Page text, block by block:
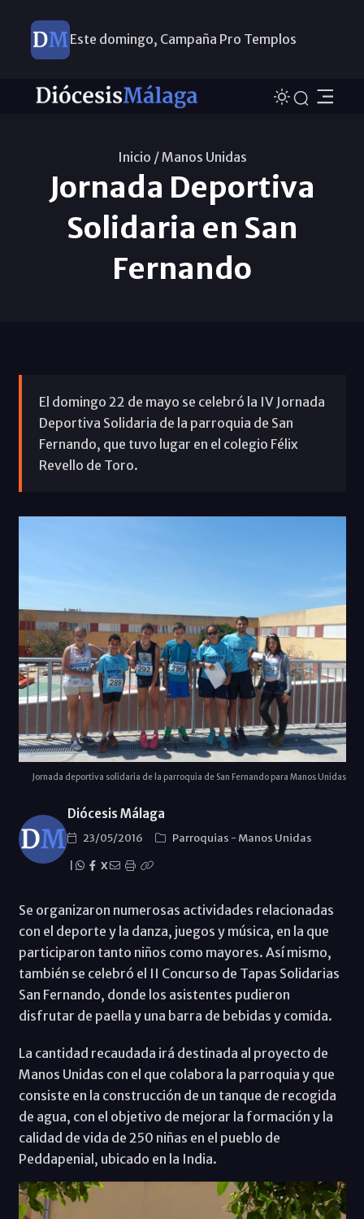
Este domingo, Campaña Pro Templos
Inicio /Manos Unidas
Jornada Deportiva
Solidaria en San
Fernando
El domingo 22 de mayo se celebró la IV Jornada
Deportiva Solidaria de la parroquia de San
Fernando, que tuvo lugar en el colegio Félix
Revello de Toro.
Jornada deportiva solidaria de la parroquia de San Fernando para Manos Unidas
Diócesis Málaga
23/05/2016 Parroquias - Manos Unidas
X
Se organizaron numerosas actividades relacionadas
con el deporte y la danza, juegos y música, en la que
participaron tanto niños como mayores. Así mismo,
también se celebró el II Concurso de Tapas Solidarias
San Fernando, donde los asistentes pudieron
disfrutar de paella y una barra de bebidas y comida.
La cantidad recaudada irá destinada al proyecto de
Manos Unidas con el que colabora la parroquia y que
consiste en la construcción de un tanque de recogida
de agua, con el objetivo de mejorar la formación y la
calidad de vida de 250 niñas en el pueblo de
Peddapenial, ubicado en la India.